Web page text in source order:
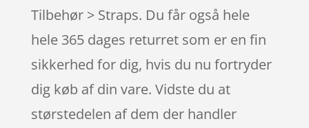
Tilbehør > Straps. Du får også hele
hele 365 dages returret som er en fin
sikkerhed for dig, hvis du nu fortryder
dig køb af din vare. Vidste du at
størstedelen af dem der handler